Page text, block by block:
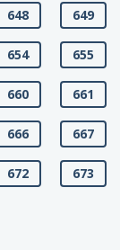
648 649
654 655
660 661
666 667
672 673